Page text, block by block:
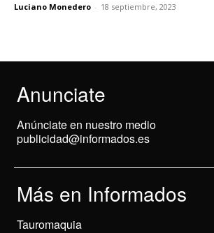
Luciano Monedero - 18 septiembre, 2023
Anunciate
Anúnciate en nuestro medio
publicidad@informados.es
Más en Informados
Tauromaquia